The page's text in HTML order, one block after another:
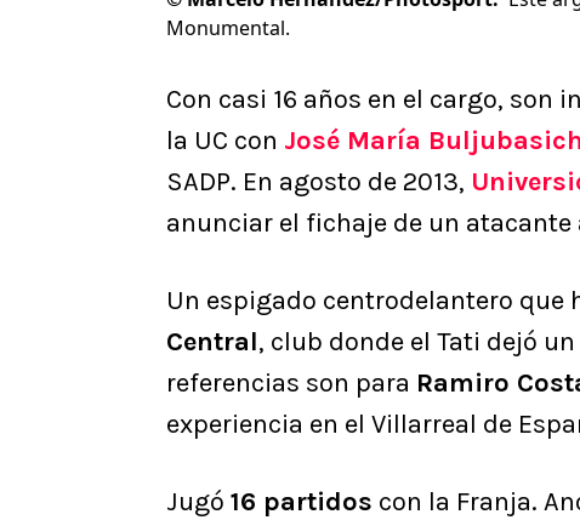
Monumental.
Con casi 16 años en el cargo, son
la UC con José María Buljubasich
SADP. En agosto de 2013,
anunciar el fichaje de un atacante
Un espigado centrodelantero que
Central, club donde el Tati dejó
referencias son para Ramiro
experiencia en el Villarreal de
Jugó 16 partidos con la Franja.